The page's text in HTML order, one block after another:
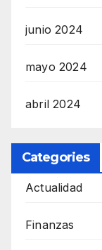
junio 2024
mayo 2024
abril 2024
Categories
Actualidad
Finanzas